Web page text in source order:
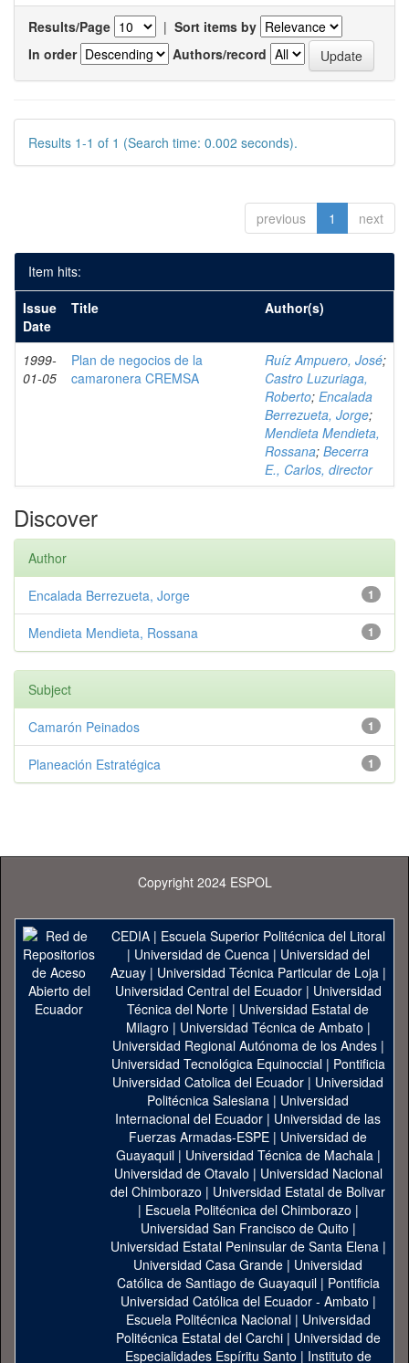
Results/Page | Sort items by
In order
Authors/record
Results 1-1 of 1 (Search time: 0.002 seconds).
previous 1 next
Item hits:
Issue
Date
Title Author(s)
1999-
01-05
Plan de negocios de la
camaronera CREMSA
Ruíz Ampuero, José;
Castro Luzuriaga,
Roberto; Encalada
Berrezueta, Jorge;
Mendieta Mendieta,
Rossana; Becerra
E., Carlos, director
Discover
Author
1
Encalada Berrezueta, Jorge
1
Mendieta Mendieta, Rossana
Subject
1
Camarón Peinados
1
Planeación Estratégica
Copyright 2024 ESPOL
CEDIA| Escuela Superior Politécnica del Litoral
| Universidad de Cuenca| Universidad del
Azuay| Universidad Técnica Particular de Loja|
Universidad Central del Ecuador| Universidad
Técnica del Norte | Universidad Estatal de
Milagro | Universidad Técnica de Ambato |
Universidad Regional Autónoma de los Andes|
Universidad Tecnológica Equinoccial| Pontificia
Universidad Catolica del Ecuador | Universidad
Politécnica Salesiana | Universidad
Internacional del Ecuador | Universidad de las
Fuerzas Armadas-ESPE | Universidad de
Guayaquil| Universidad Técnica de Machala|
Universidad de Otavalo | Universidad Nacional
del Chimborazo | Universidad Estatal de Bolivar
| Escuela Politécnica del Chimborazo |
Universidad San Francisco de Quito |
Universidad Estatal Peninsular de Santa Elena|
Universidad Casa Grande | Universidad
Católica de Santiago de Guayaquil| Pontificia
Universidad Católica del Ecuador - Ambato |
Escuela Politécnica Nacional| Universidad
Politécnica Estatal del Carchi| Universidad de
Especialidades Espíritu Santo | Instituto de